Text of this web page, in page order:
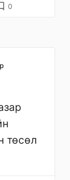
0
төсөл